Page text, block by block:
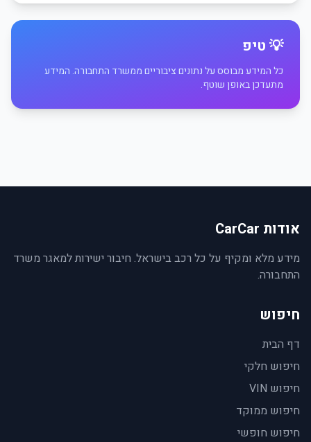
💡 טיפ
כל המידע מבוסס על נתונים ציבוריים ממשרד התחבורה. המידע
מתעדכן באופן שוטף.
אודות CarCar
מידע מלא ומקיף על כל רכב בישראל. חיבור ישירות למאגר משרד
התחבורה.
חיפוש
דף הבית
חיפוש חלקי
חיפוש VIN
חיפוש ממוקד
חיפוש חופשי